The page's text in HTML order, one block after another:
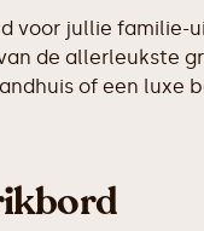
voor jullie
de allerleukste
of een luxe